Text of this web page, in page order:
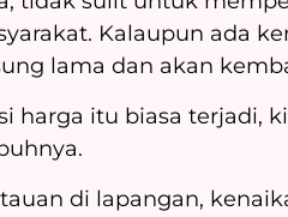
Kalaupun ada
lama dan akan
harga itu biasa terjadi,
di lapangan,